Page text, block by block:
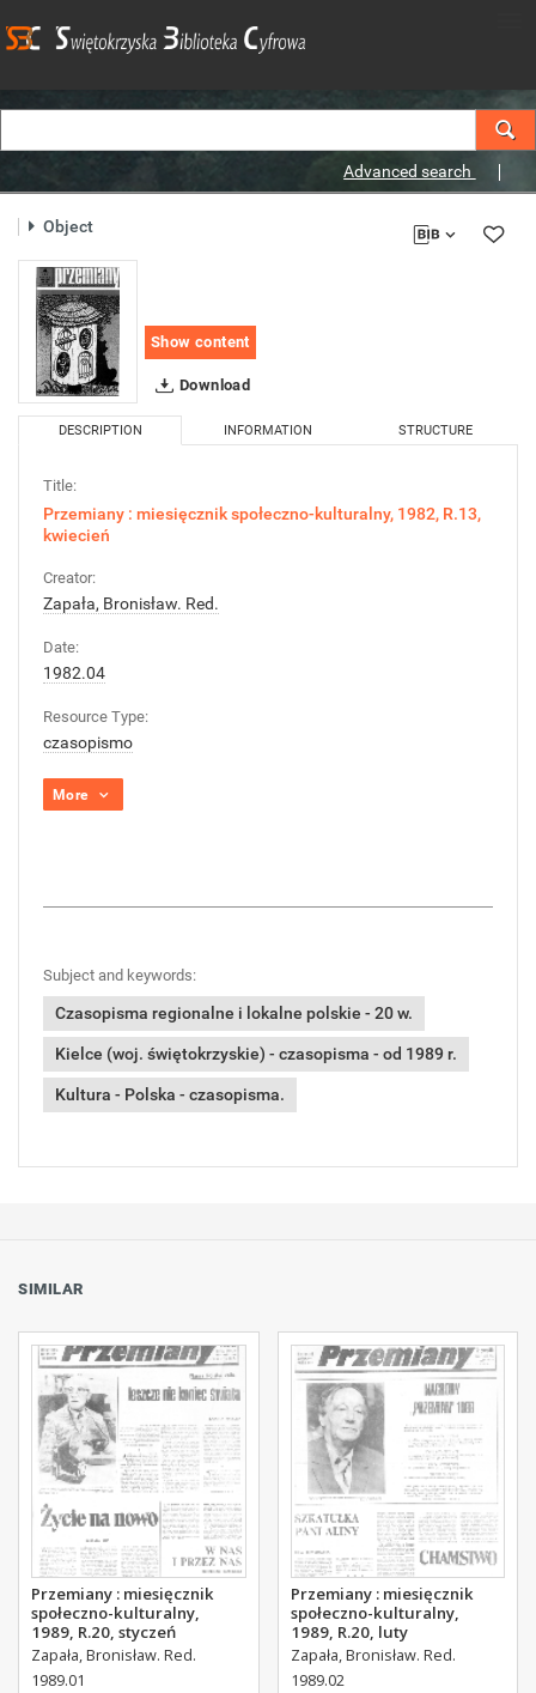
Advanced search
Object
Show content
Download
DESCRIPTION INFORMATION STRUCTURE
Title:
Przemiany : miesięcznik społeczno-kulturalny, 1982, R.13,
kwiecień
Creator:
Zapała, Bronisław. Red.
Date:
1982.04
Resource Type:
czasopismo
More
Subject and keywords:
Czasopisma regionalne i lokalne polskie - 20 w.
Kielce (woj. świętokrzyskie) - czasopisma - od 1989 r.
Kultura - Polska - czasopisma.
SIMILAR
Przemiany : miesięcznik
społeczno-kulturalny,
1989, R.20, styczeń
Zapała, Bronisław. Red.
1989.01
Przemiany : miesięcznik
społeczno-kulturalny,
1989, R.20, luty
Zapała, Bronisław. Red.
1989.02